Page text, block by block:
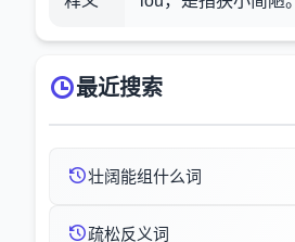
最近搜索
壮阔能组什么词
疏松反义词